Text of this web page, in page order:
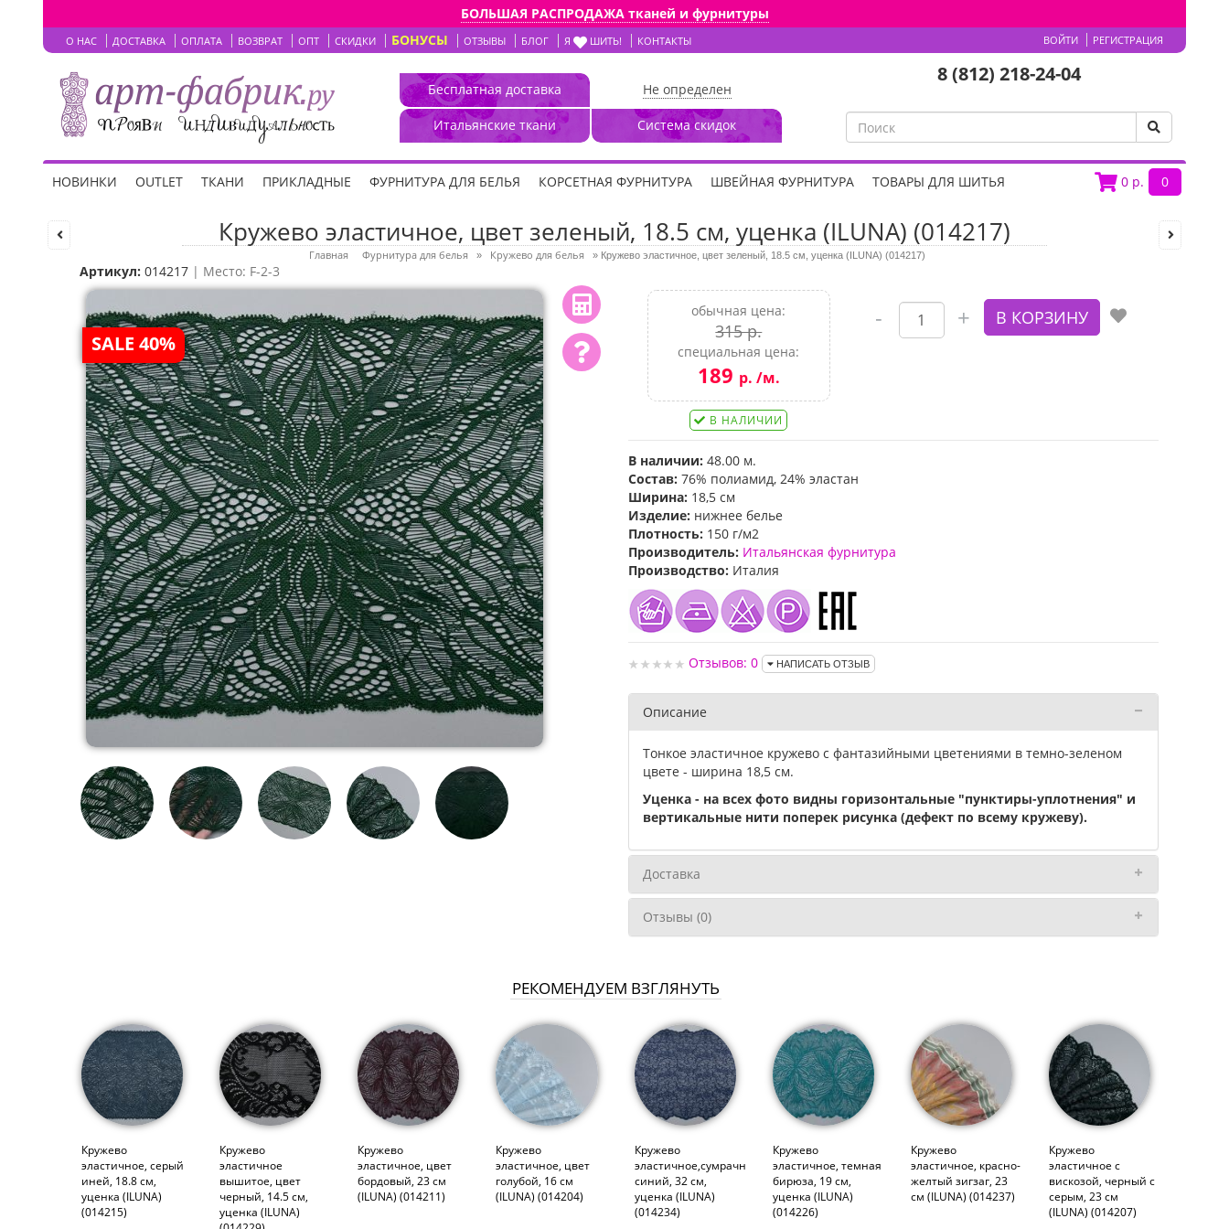
БОЛЬШАЯ РАСПРОДАЖА тканей и фурнитуры
О НАС ДОСТАВКА ОПЛАТА ВОЗВРАТ ОПТ СКИДКИ БОНУСЫ ОТЗЫВЫ БЛОГ Я ШИТЬ! КОНТАКТЫ ВОЙТИ РЕГИСТРАЦИЯ
Бесплатная доставка
Итальянские ткани
Не определен
Система скидок
8 (812) 218-24-04
0 р. 0
НОВИНКИ OUTLET ТКАНИ ПРИКЛАДНЫЕ ФУРНИТУРА ДЛЯ БЕЛЬЯ КОРСЕТНАЯ ФУРНИТУРА ШВЕЙНАЯ ФУРНИТУРА ТОВАРЫ ДЛЯ ШИТЬЯ
Кружево эластичное, цвет зеленый, 18.5 см, уценка (ILUNA) (014217)
Главная Фурнитура для белья » Кружево для белья » Кружево эластичное, цвет зеленый, 18.5 см, уценка (ILUNA) (014217)
Артикул: 014217 | Место: F-2-3
SALE 40%
обычная цена:
315 р.
специальная цена:
189 р. /м.
В НАЛИЧИИ
В наличии: 48.00 м.
Состав: 76% полиамид, 24% эластан
Ширина: 18,5 см
Изделие: нижнее белье
Плотность: 150 г/м2
Производитель: Итальянская фурнитура
Производство: Италия
Отзывов: 0 НАПИСАТЬ ОТЗЫВ
Описание
Тонкое эластичное кружево с фантазийными цветениями в темно-зеленом
цвете - ширина 18,5 см.
Уценка - на всех фото видны горизонтальные "пунктиры-уплотнения" и
вертикальные нити поперек рисунка (дефект по всему кружеву).
Доставка
Отзывы (0)
РЕКОМЕНДУЕМ ВЗГЛЯНУТЬ
Кружево
эластичное, серый
иней, 18.8 см,
уценка (ILUNA)
(014215)
Кружево
эластичное
вышитое, цвет
черный, 14.5 см,
уценка (ILUNA)
Кружево
эластичное, цвет
бордовый, 23 см
(ILUNA) (014211)
Кружево
эластичное, цвет
голубой, 16 см
(ILUNA) (014204)
Кружево
эластичное,сумрачно-
синий, 32 см,
уценка (ILUNA)
(014234)
Кружево
эластичное, темная
бирюза, 19 см,
уценка (ILUNA)
(014226)
Кружево
эластичное, красно-
желтый зигзаг, 23
см (ILUNA) (014237)
Кружево
эластичное с
вискозой, черный с
серым, 23 см
(ILUNA) (014207)